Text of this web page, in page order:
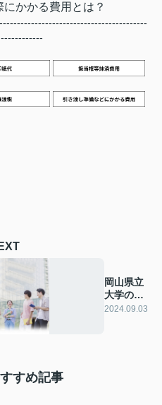
かかる費用とは？
岡山県立
大学のお
客様
2024.09.03
すめ記事